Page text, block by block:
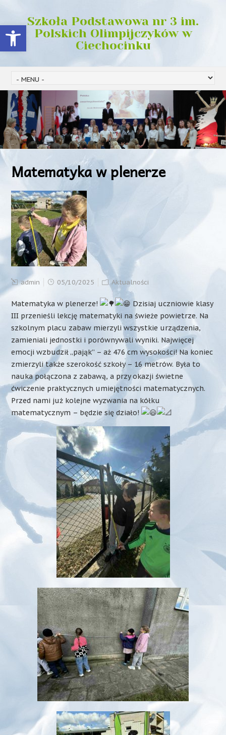
Open toolbar
Szkoła Podstawowa nr 3 im.
Polskich Olimpijczyków w
Ciechocinku
Matematyka w plenerze
admin 05/10/2025 Aktualności
Matematyka w plenerze!
Dzisiaj uczniowie klasy
III przenieśli lekcję matematyki na świeże powietrze. Na
szkolnym placu zabaw mierzyli wszystkie urządzenia,
zamieniali jednostki i porównywali wyniki. Najwięcej
emocji wzbudził „pająk” – aż 476 cm wysokości! Na koniec
zmierzyli także szerokość szkoły – 16 metrów. Była to
nauka połączona z zabawą, a przy okazji świetne
ćwiczenie praktycznych umiejętności matematycznych.
Przed nami już kolejne wyzwania na kółku
matematycznym – będzie się działo!